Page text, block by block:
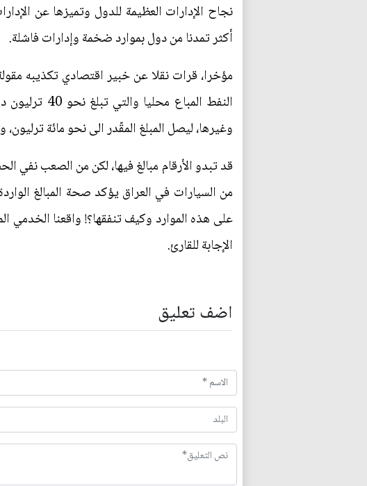
نجاح الإدارات العظيمة للدول وتميزها عن
أكثر تمدنا من دول بموارد ضخمة وإدارات فاشلة.
مؤخرا، قرات نقلا عن خبير اقتصادي تكذيبه
النفط
وغيرها، ليصل المبلغ المقّدر الى نحو مائة
قد تبدو الأرقام مبالغ فيها، لكن من الصعب
من السيارات في العراق يؤكد صحة المبالغ
على هذه الموارد وكيف تنفقها؟! واقعنا الخدمي
الإجابة للقارئ.
اضف تعليق